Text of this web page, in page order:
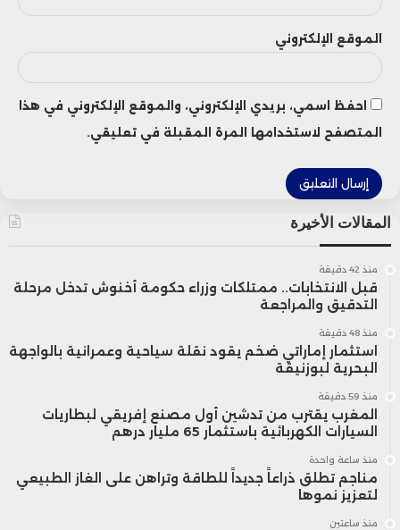
غالبية المتعاملين، ليكون أول رفع للفائدة منذ
مايو 2023.
ويعكس القرار تحولاً في توجهات السياسة
النقدية النيوزيلندية، مع محاولة البنك تحقيق
توازن بين دعم استقرار الأسعار والحفاظ على
زخم الاقتصاد، في وقت تراقب فيه الأسواق
العالمية إشارات البنوك المركزية الكبرى بشأن
مستقبل أسعار الفائدة.
الموقع الإلكتروني
احفظ اسمي، بريدي الإلكتروني، والموقع الإلكتروني في هذا
المتصفح لاستخدامها المرة المقبلة في تعليقي.
المقالات الأخيرة
منذ 42 دقيقة
قبل الانتخابات.. ممتلكات وزراء حكومة أخنوش تدخل مرحلة
التدقيق والمراجعة
منذ 48 دقيقة
استثمار إماراتي ضخم يقود نقلة سياحية وعمرانية بالواجهة
البحرية لبوزنيقة
منذ 59 دقيقة
المغرب يقترب من تدشين أول مصنع إفريقي لبطاريات
السيارات الكهربائية باستثمار 65 مليار درهم
منذ ساعة واحدة
مناجم تطلق ذراعاً جديداً للطاقة وتراهن على الغاز الطبيعي
لتعزيز نموها
منذ ساعتين